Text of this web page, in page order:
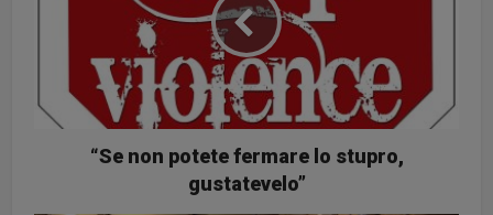
“Se non potete fermare lo stupro,
gustatevelo”